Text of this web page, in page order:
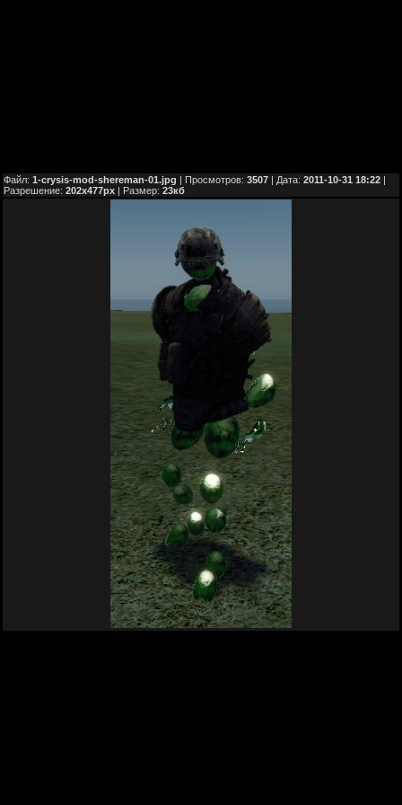
Файл: 1-crysis-mod-shereman-01.jpg | Просмотров: 3507 | Дата: 2011-10-31 18:22 |
Разрешение: 202x477px | Размер: 23кб